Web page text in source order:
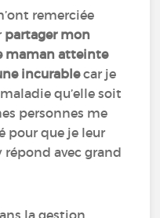
remerciée
partager mon
maman atteinte
incurablecar je
qu’elle soit
personnes me
pour que je leur
répond avec grand
la gestion